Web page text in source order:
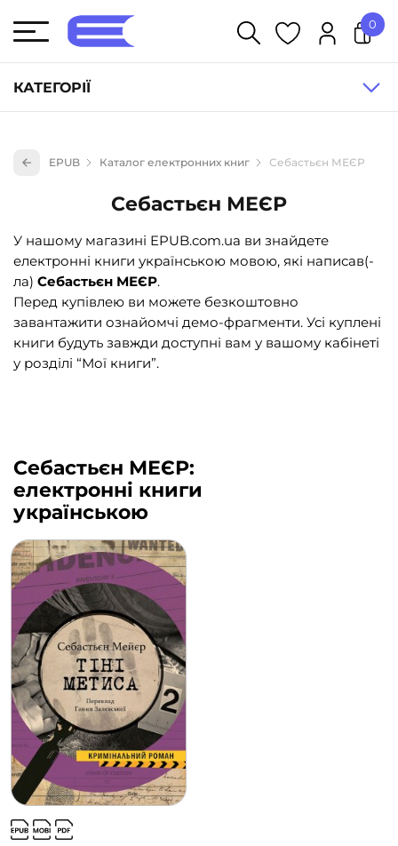
КАТЕГОРІЇ
Книги для дітей (833)
Книги для підлітків (240)
Науково-популярна література (1015)
Навчальна література та посібники (527)
Енциклопедії, довідники, словники (55)
Подарункові сертифікати (1)
0
EPUB Каталог електронних книг Себастьєн МЕЄР
Себастьєн МЕЄР
У нашому магазині EPUB.com.ua ви знайдете
електронні книги українською мовою, які написав(-
ла) Себастьєн МЕЄР.
Перед купівлею ви можете безкоштовно
завантажити ознайомчі демо-фрагменти. Усі куплені
книги будуть завжди доступні вам у вашому кабінеті
у розділі “Мої книги”.
Себастьєн МЕЄР:
електронні книги
українською